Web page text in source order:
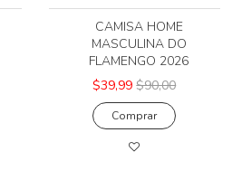
CAMISA HOME
MASCULINA DO
FLAMENGO 2026
$39,99 $90,00
Comprar